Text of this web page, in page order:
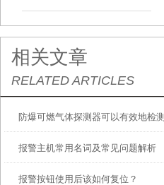
相关文章
RELATED ARTICLES
防爆可燃气体探测器可以有效地检测
可燃气体泄漏并发出警报
报警主机常用名词及常见问题解析
报警按钮使用后该如何复位？